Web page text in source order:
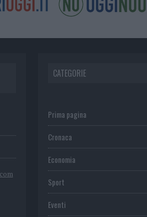
CATEGORIE
Prima pagina
Cronaca
Economia
Sport
Eventi